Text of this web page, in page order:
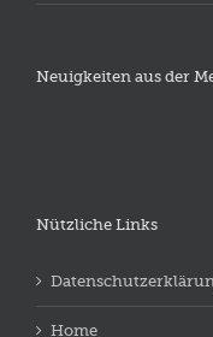
Neuigkeiten aus der
Nützliche Links
Home